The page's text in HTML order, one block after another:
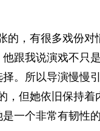
的，有很多戏份
跟我说演戏不只
。所以导演慢慢
，但她依旧保持
一个非常有韧性